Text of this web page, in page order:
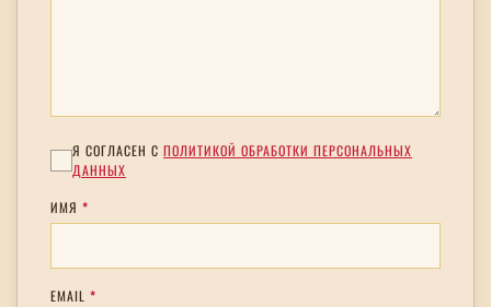
Я СОГЛАСЕН С ПОЛИТИКОЙ ОБРАБОТКИ ПЕРСОНАЛЬНЫХ
ДАННЫХ
ИМЯ *
EMAIL *